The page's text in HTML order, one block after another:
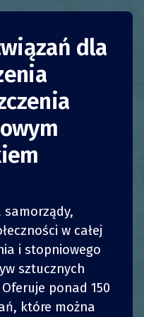
Waste
„Zero
podejmowane są
w tym:
odpadów”;
UDOSTĘPNIJ
UDOSTĘPNIJ
dla
w całej
i stopniowego
sztucznych
ponad 150
które można
UDOSTĘPNIJ
UDOSTĘPNIJ